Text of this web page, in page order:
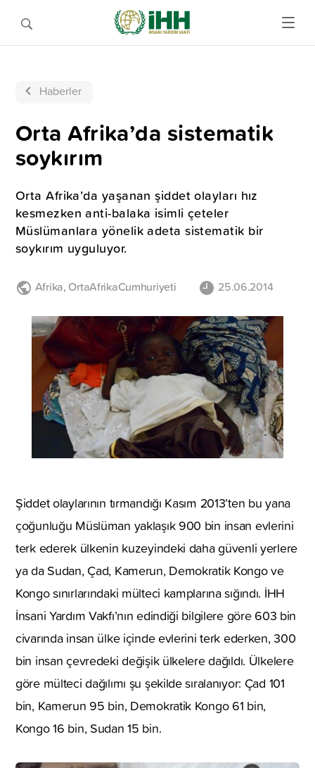
Haberler
Orta Afrika’da sistematik
soykırım
Orta Afrika’da yaşanan şiddet olayları hız
kesmezken anti-balaka isimli çeteler
Müslümanlara yönelik adeta sistematik bir
soykırım uyguluyor.
Afrika,OrtaAfrikaCumhuriyeti 25.06.2014
Şiddet olaylarının tırmandığı Kasım 2013’ten bu yana
çoğunluğu Müslüman yaklaşık 900 bin insan evlerini
terk ederek ülkenin kuzeyindeki daha güvenli yerlere
ya da Sudan, Çad, Kamerun, Demokratik Kongo ve
Kongo sınırlarındaki mülteci kamplarına sığındı. İHH
İnsani Yardım Vakfı’nın edindiği bilgilere göre 603 bin
civarında insan ülke içinde evlerini terk ederken, 300
bin insan çevredeki değişik ülkelere dağıldı. Ülkelere
göre mülteci dağılımı şu şekilde sıralanıyor: Çad 101
bin, Kamerun 95 bin, Demokratik Kongo 61 bin,
Kongo 16 bin, Sudan 15 bin.